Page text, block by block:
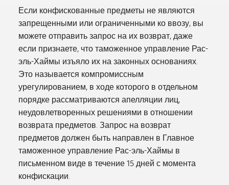
Если конфискованные предметы не являются
запрещенными или ограниченными ко ввозу, вы
можете отправить запрос на их возврат, даже
если признаете, что таможенное управление Рас-
эль-Хаймы изъяло их на законных основаниях.
Это называется компромиссным
урегулированием, в ходе которого в отдельном
порядке рассматриваются апелляции лиц,
неудовлетворенных решениями в отношении
возврата предметов. Запрос на возврат
предметов должен быть направлен в Главное
таможенное управление Рас-эль-Хаймы в
письменном виде в течение 15 дней с момента
конфискации.